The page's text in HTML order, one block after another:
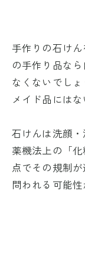
手作りの石け
の手作り品な
なくないでし
メイド品には
石けんは洗顔
薬機法上の「
点でその規制
問われる可能性